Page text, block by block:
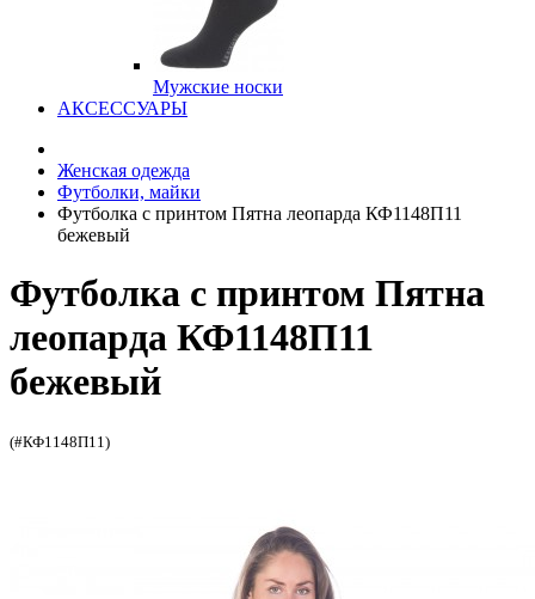
Мужские носки
АКСЕССУАРЫ
Женская одежда
Футболки, майки
Футболка с принтом Пятна леопарда КФ1148П11
бежевый
Футболка с принтом Пятна
леопарда КФ1148П11
бежевый
(#КФ1148П11)